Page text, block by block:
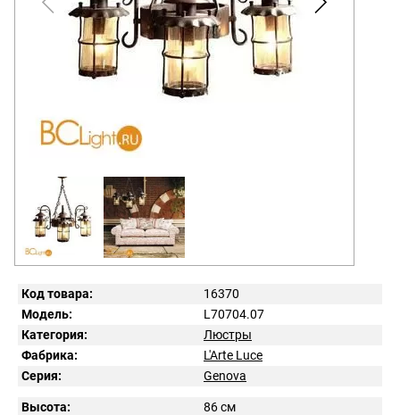
Код товара:
16370
Модель:
L70704.07
Категория:
Люстры
Фабрика:
L'Arte Luce
Серия:
Genova
Высота:
86 см